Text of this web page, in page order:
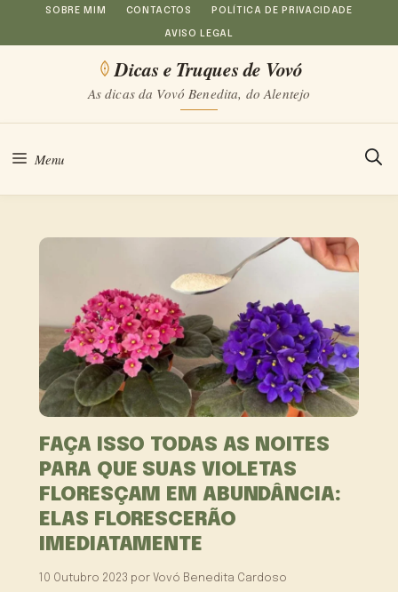
Saltar
para
conteúdo
SOBRE MIM CONTACTOS POLÍTICA DE PRIVACIDADE
AVISO LEGAL
Dicas e Truques de Vovó
As dicas da Vovó Benedita, do Alentejo
Menu
FAÇA ISSO TODAS AS NOITES
PARA QUE SUAS VIOLETAS
FLORESÇAM EM ABUNDÂNCIA:
ELAS FLORESCERÃO
IMEDIATAMENTE
10 Outubro 2023 por Vovó Benedita Cardoso